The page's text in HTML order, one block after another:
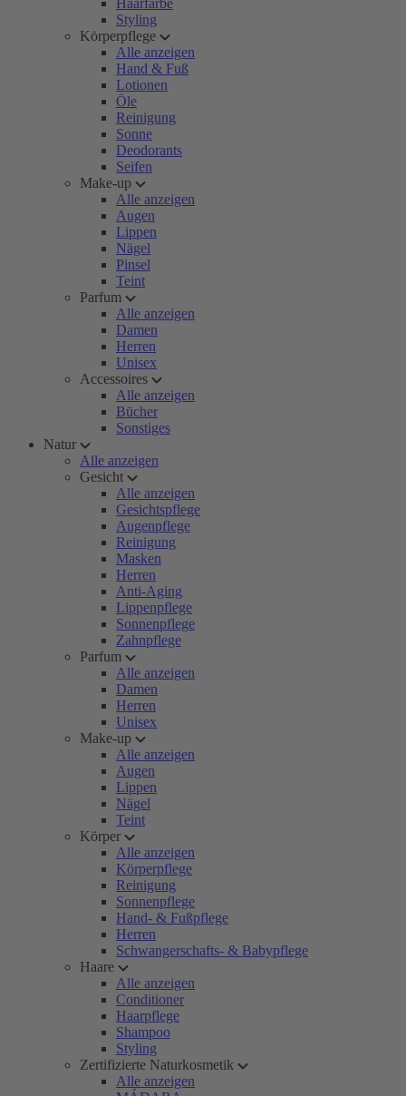
Haarfarbe
Styling
Körperpflege
Alle anzeigen
Hand & Fuß
Lotionen
Öle
Reinigung
Sonne
Deodorants
Seifen
Make-up
Alle anzeigen
Augen
Lippen
Nägel
Pinsel
Teint
Parfum
Alle anzeigen
Damen
Herren
Unisex
Accessoires
Alle anzeigen
Bücher
Sonstiges
Natur
Alle anzeigen
Gesicht
Alle anzeigen
Gesichtspflege
Augenpflege
Reinigung
Masken
Herren
Anti-Aging
Lippenpflege
Sonnenpflege
Zahnpflege
Parfum
Alle anzeigen
Damen
Herren
Unisex
Make-up
Alle anzeigen
Augen
Lippen
Nägel
Teint
Körper
Alle anzeigen
Körperpflege
Reinigung
Sonnenpflege
Hand- & Fußpflege
Herren
Schwangerschafts- & Babypflege
Haare
Alle anzeigen
Conditioner
Haarpflege
Shampoo
Styling
Zertifizierte Naturkosmetik
Alle anzeigen